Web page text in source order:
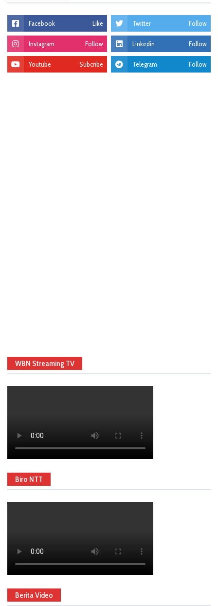
Facebook Like Twitter Follow
Instagram Follow Linkedin Follow
Youtube Subcribe Telegram Follow
WBN Streaming TV
Biro NTT
Berita Video